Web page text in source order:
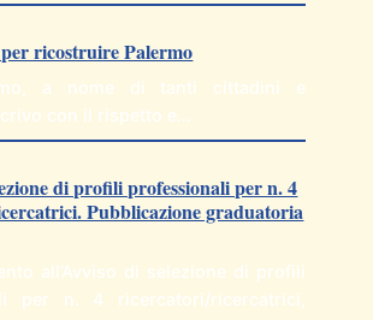
ricostruire Palermo
a nome di tanti cittadini e
con il rispetto e…
di profili professionali per n. 4
Pubblicazione graduatoria
all’Avviso di selezione di profili
per n. 4 ricercatori/ricercatrici,